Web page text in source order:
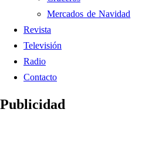
Mercados de Navidad
Revista
Televisión
Radio
Contacto
Publicidad